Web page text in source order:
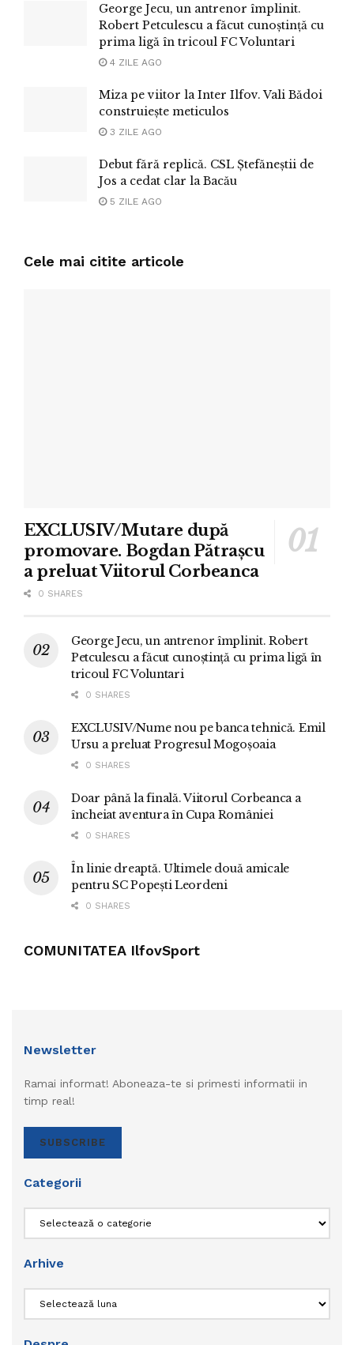
George Jecu, un antrenor împlinit.
Robert Petculescu a făcut cunoștință cu
prima ligă în tricoul FC Voluntari
4 ZILE AGO
Miza pe viitor la Inter Ilfov. Vali Bădoi
construiește meticulos
3 ZILE AGO
Debut fără replică. CSL Ștefăneștii de
Jos a cedat clar la Bacău
5 ZILE AGO
Cele mai citite articole
EXCLUSIV/Mutare după
promovare. Bogdan Pătrașcu
a preluat Viitorul Corbeanca
0 SHARES
George Jecu, un antrenor împlinit. Robert
Petculescu a făcut cunoștință cu prima ligă în
tricoul FC Voluntari
0 SHARES
EXCLUSIV/Nume nou pe banca tehnică. Emil
Ursu a preluat Progresul Mogoșoaia
0 SHARES
Doar până la finală. Viitorul Corbeanca a
încheiat aventura în Cupa României
0 SHARES
În linie dreaptă. Ultimele două amicale
pentru SC Popești Leordeni
0 SHARES
COMUNITATEA IlfovSport
Newsletter
Ramai informat! Aboneaza-te si primesti informatii in
timp real!
SUBSCRIBE
Categorii
Arhive